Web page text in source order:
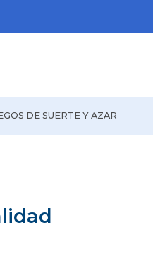
DE SUERTE Y AZAR